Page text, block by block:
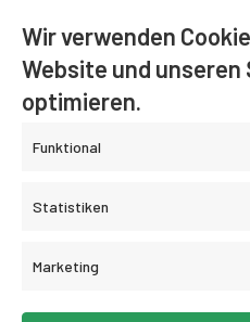
Wir verwenden
Website und unseren
optimieren.
Funktional
Statistiken
Marketing
Impressum Datenschutz